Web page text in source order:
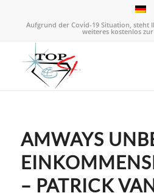
Aufgrund der Covid-19 Situation, steht
weiteres kostenlos
AMWAYS
– PATRICK